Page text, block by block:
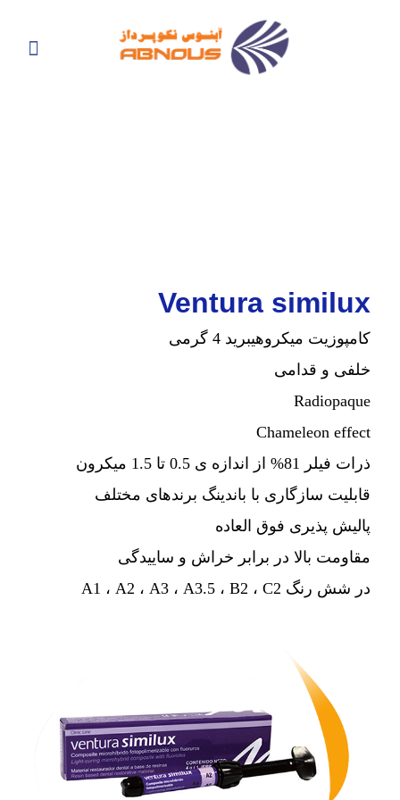
Ventura similux
کامپوزیت میکروهیبرید 4 گرمی
خلفی و قدامی
Radiopaque
Chameleon effect
ذرات فیلر 81% از اندازه ی 0.5 تا 1.5 میکرون
قابلیت سازگاری با باندینگ برندهای مختلف
پالیش پذیری فوق العاده
مقاومت بالا در برابر خراش و ساییدگی
در شش رنگ A1 ، A2 ، A3 ، A3.5 ، B2 ، C2